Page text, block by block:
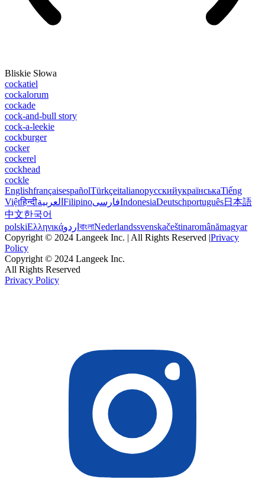
Bliskie Słowa
cockatiel
cockalorum
cockade
cock-and-bull story
cock-a-leekie
cockburger
cocker
cockerel
cockhead
cockle
EnglishfrançaisespañolTürkçeitalianoрусскийукраїнськаTiếng
Việtहिन्दीالعربية FilipinoفارسیIndonesiaDeutschportuguês日本語
中文한국어
polskiΕλληνικάاردو বাংলাNederlandssvenskačeštinaromânămagyar
Copyright © 2024 Langeek Inc. | All Rights Reserved |Privacy
Policy
Copyright © 2024 Langeek Inc.
All Rights Reserved
Privacy Policy